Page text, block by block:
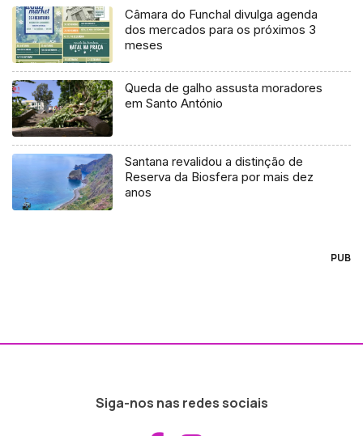
Câmara do Funchal divulga agenda
dos mercados para os próximos 3
meses
Queda de galho assusta moradores
em Santo António
Santana revalidou a distinção de
Reserva da Biosfera por mais dez
anos
PUB
Siga-nos nas redes sociais